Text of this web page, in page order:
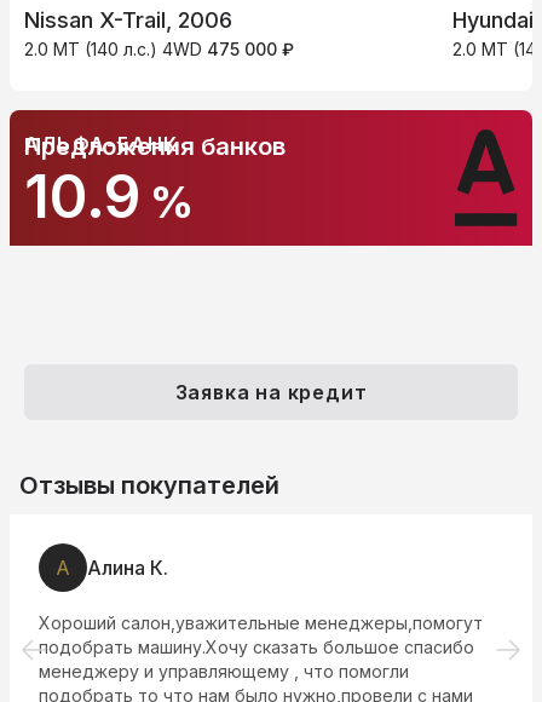
Nissan X-Trail, 2006
2.0 MT (140 л.с.) 4WD 475 000 ₽ 2.0 MT
АЛЬФА-БАНК
10.9 %
Предложения банков
Заявка на кредит
Отзывы покупателей
А Алина К.
Хороший салон,уважительные менеджеры,помогут
подобрать машину.Хочу сказать большое спасибо
менеджеру и управляющему , что помогли
подобрать то что нам было нужно,провели с нами